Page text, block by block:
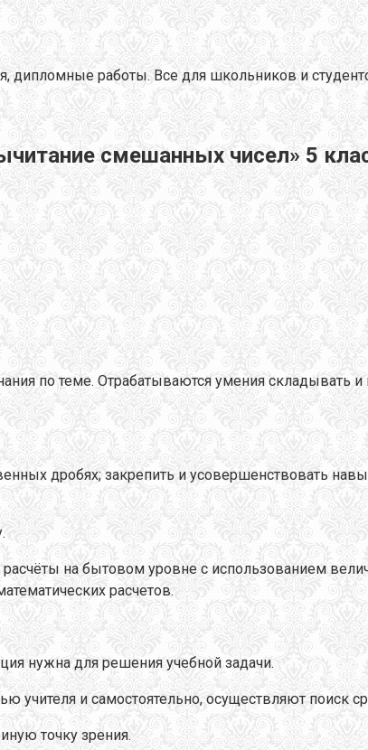
дипломные работы. Все для школьников и
смешанных чисел» 5
по теме. Отрабатываются умения
дробях; закрепить и усовершенствовать
на бытовом уровне с использованием
расчетов.
нужна для решения учебной задачи.
учителя и самостоятельно, осуществляют поиск
точку зрения.